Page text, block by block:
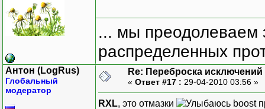
... мы преодолеваем
распределенных
Антон (LogRus)
Глобальный
модератор
Re: Переброска исключений
« Ответ #17 : 29-04-2010 03:56 »
RXL, это отмазки
boost